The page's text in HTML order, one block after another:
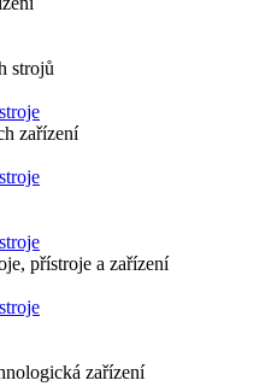
strojů
zařízení
přístroje a zařízení
zařízení